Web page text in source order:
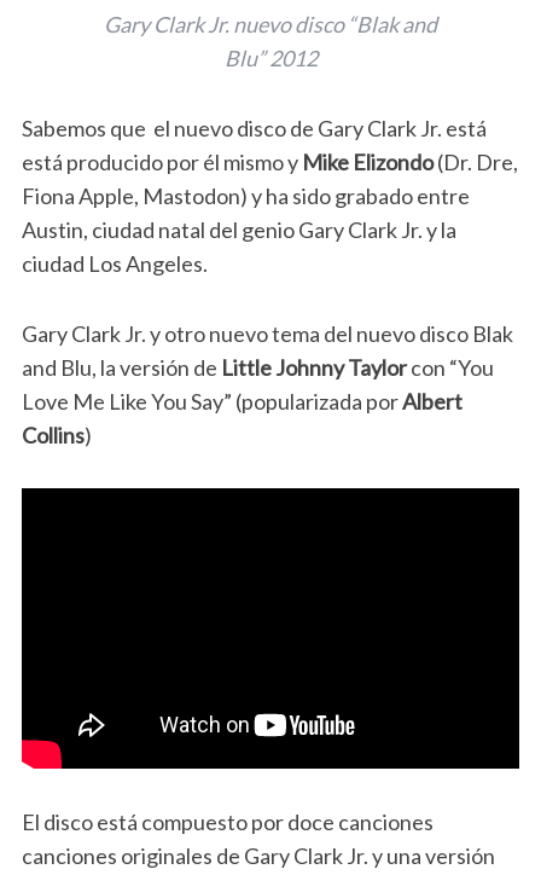
Gary Clark Jr. nuevo disco “Blak and
Blu” 2012
Sabemos que el nuevo disco de Gary Clark Jr. está
está producido por él mismo yMike Elizondo(Dr. Dre,
Fiona Apple, Mastodon) y ha sido grabado entre
Austin, ciudad natal del genio Gary Clark Jr. y la
ciudad Los Angeles.
Gary Clark Jr. y otro nuevo tema del nuevo disco Blak
and Blu, la versión de Little Johnny Taylorcon “You
Love Me Like You Say” (popularizada porAlbert
Collins)
El disco está compuesto por doce canciones
canciones originales de Gary Clark Jr. y una versión